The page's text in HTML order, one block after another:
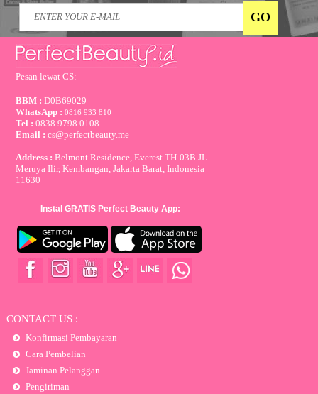
Pesan lewat CS:
BBM : D0B69029
WhatsApp :0816 933 810
Tel :0838 9798 0108
Email :cs@perfectbeauty.me
Address : Belmont Residence, Everest TH-03B JL
Meruya Ilir, Kembangan, Jakarta Barat, Indonesia
11630
Instal GRATIS Perfect Beauty App:
CONTACT US :
Konfirmasi Pembayaran
Cara Pembelian
Jaminan Pelanggan
Pengiriman